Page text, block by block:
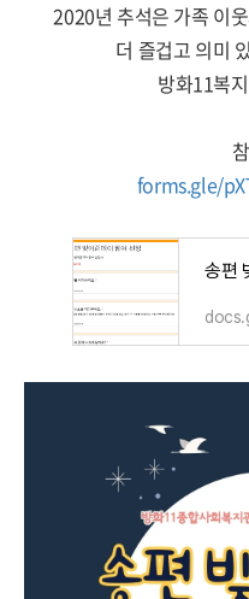
2020년 추석은 가족 이
더 즐겁고 의미
방화11복
forms.gle/
송편